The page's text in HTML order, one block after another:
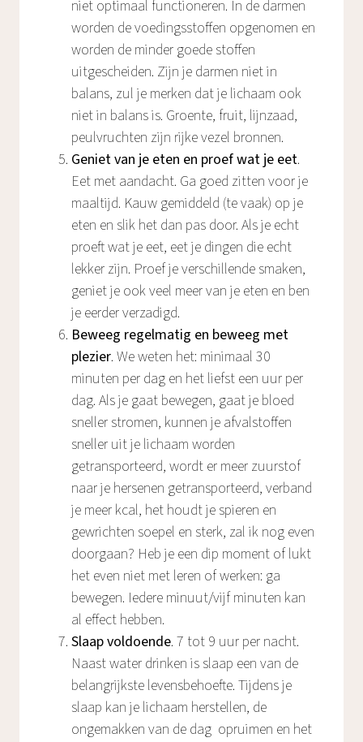
niet optimaal functioneren. In de darmen
worden de voedingsstoffen opgenomen en
worden de minder goede stoffen
uitgescheiden. Zijn je darmen niet in
balans, zul je merken dat je lichaam ook
niet in balans is. Groente, fruit, lijnzaad,
peulvruchten zijn rijke vezel bronnen.
Geniet van je eten en proef wat je eet.
Eet met aandacht. Ga goed zitten voor je
maaltijd. Kauw gemiddeld (te vaak) op je
eten en slik het dan pas door. Als je echt
proeft wat je eet, eet je dingen die echt
lekker zijn. Proef je verschillende smaken,
geniet je ook veel meer van je eten en ben
je eerder verzadigd.
Beweeg regelmatig en beweeg met
plezier. We weten het: minimaal 30
minuten per dag en het liefst een uur per
dag. Als je gaat bewegen, gaat je bloed
sneller stromen, kunnen je afvalstoffen
sneller uit je lichaam worden
getransporteerd, wordt er meer zuurstof
naar je hersenen getransporteerd, verband
je meer kcal, het houdt je spieren en
gewrichten soepel en sterk, zal ik nog even
doorgaan? Heb je een dip moment of lukt
het even niet met leren of werken: ga
bewegen. Iedere minuut/vijf minuten kan
al effect hebben.
Slaap voldoende. 7 tot 9 uur per nacht.
Naast water drinken is slaap een van de
belangrijkste levensbehoefte. Tijdens je
slaap kan je lichaam herstellen, de
ongemakken van de dag opruimen en het